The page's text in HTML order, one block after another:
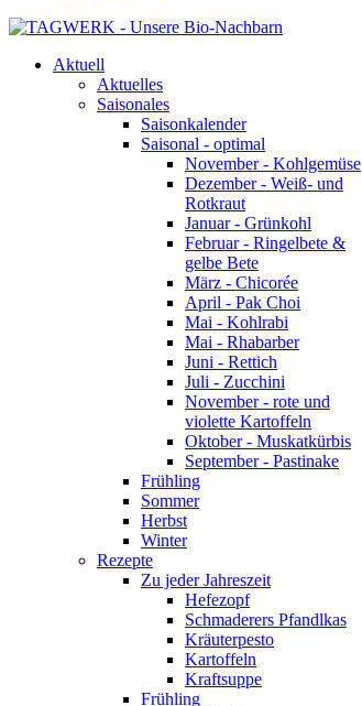
Aktuell
Aktuelles
Saisonales
Saisonkalender
Saisonal - optimal
November - Kohlgemüse
Dezember - Weiß- und
Rotkraut
Januar - Grünkohl
Februar - Ringelbete &
gelbe Bete
März - Chicorée
April - Pak Choi
Mai - Kohlrabi
Mai - Rhabarber
Juni - Rettich
Juli - Zucchini
November - rote und
violette Kartoffeln
Oktober - Muskatkürbis
September - Pastinake
Frühling
Sommer
Herbst
Winter
Rezepte
Zu jeder Jahreszeit
Hefezopf
Schmaderers Pfandlkas
Kräuterpesto
Kartoffeln
Kraftsuppe
Frühling